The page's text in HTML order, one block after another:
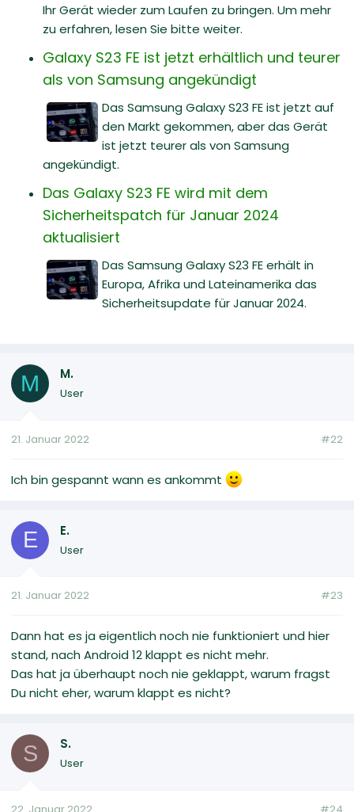
Ihr Gerät wieder zum Laufen zu bringen. Um mehr
zu erfahren, lesen Sie bitte weiter.
Galaxy S23 FE ist jetzt erhältlich und teurer
als von Samsung angekündigt
Das Samsung Galaxy S23 FE ist jetzt auf
den Markt gekommen, aber das Gerät
ist jetzt teurer als von Samsung
angekündigt.
Das Galaxy S23 FE wird mit dem
Sicherheitspatch für Januar 2024
aktualisiert
Das Samsung Galaxy S23 FE erhält in
Europa, Afrika und Lateinamerika das
Sicherheitsupdate für Januar 2024.
M M.
User
21. Januar 2022 #22
Ich bin gespannt wann es ankommt
E E.
User
21. Januar 2022 #23
Dann hat es ja eigentlich noch nie funktioniert und hier
stand, nach Android 12 klappt es nicht mehr.
Das hat ja überhaupt noch nie geklappt, warum fragst
Du nicht eher, warum klappt es nicht?
S S.
User
22. Januar 2022 #24